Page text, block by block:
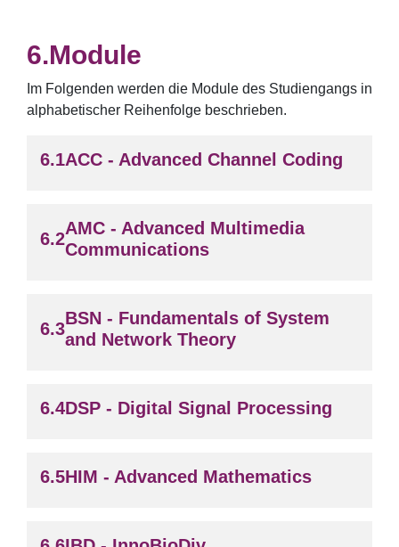
Module
Im Folgenden werden die Module des Studiengangs in
alphabetischer Reihenfolge beschrieben.
ACC - Advanced Channel Coding
AMC - Advanced Multimedia
Communications
BSN - Fundamentals of System
and Network Theory
DSP - Digital Signal Processing
HIM - Advanced Mathematics